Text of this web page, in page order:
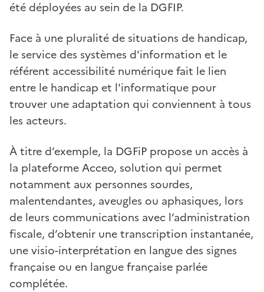
été déployées au sein de la DGFIP.
Face à une pluralité de situations de handicap,
le service des systèmes d'information et le
référent accessibilité numérique fait le lien
entre le handicap et l'informatique pour
trouver une adaptation qui conviennent à tous
les acteurs.
À titre d’exemple, la DGFiP propose un accès à
la plateforme Acceo, solution qui permet
notamment aux personnes sourdes,
malentendantes, aveugles ou aphasiques, lors
de leurs communications avec l’administration
fiscale, d’obtenir une transcription instantanée,
une visio-interprétation en langue des signes
française ou en langue française parlée
complétée.